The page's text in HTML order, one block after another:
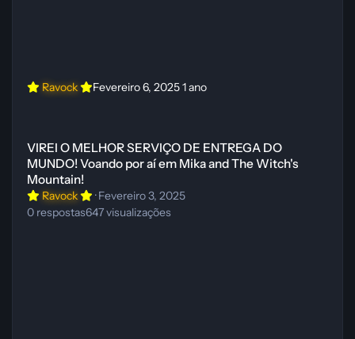
Ravock Fevereiro 6, 20251 ano
VIREI O MELHOR SERVIÇO DE ENTREGA DO
MUNDO! Voando por aí em Mika and The Witch's
Mountain!
Ravock ·Fevereiro 3, 2025
0 respostas647visualizações